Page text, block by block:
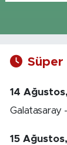
Süper
14
Galatasaray
15